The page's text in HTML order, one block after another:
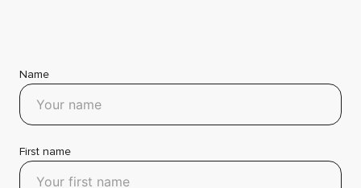
Name
First name